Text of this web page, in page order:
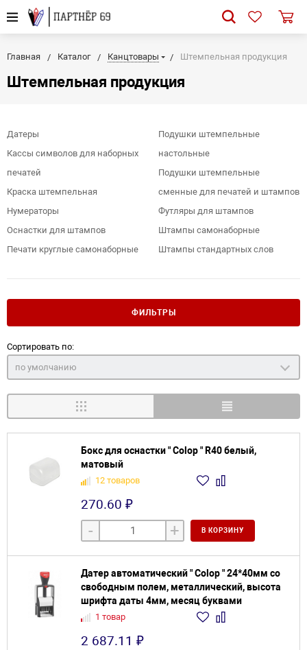
Главная Каталог Канцтовары Штемпельная продукция
Штемпельная продукция
Датеры
Кассы символов для наборных
печатей
Краска штемпельная
Нумераторы
Оснастки для штампов
Печати круглые самонаборные
Подушки штемпельные
настольные
Подушки штемпельные
сменные для печатей и штампов
Футляры для штампов
Штампы самонаборные
Штампы стандартных слов
ФИЛЬТРЫ
Сортировать по:
по умолчанию
Бокс для оснастки " Colop " R40 белый,
матовый
12 товаров
270.60 ₽
- + В КОРЗИНУ
Датер автоматический " Colop " 24*40мм со
свободным полем, металлический, высота
шрифта даты 4мм, месяц буквами
1 товар
2 687.11 ₽